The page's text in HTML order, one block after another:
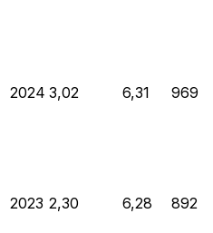
2024 3,02 6,31 969
2023 2,30 6,28 892